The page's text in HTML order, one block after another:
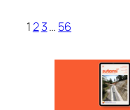
123… 56